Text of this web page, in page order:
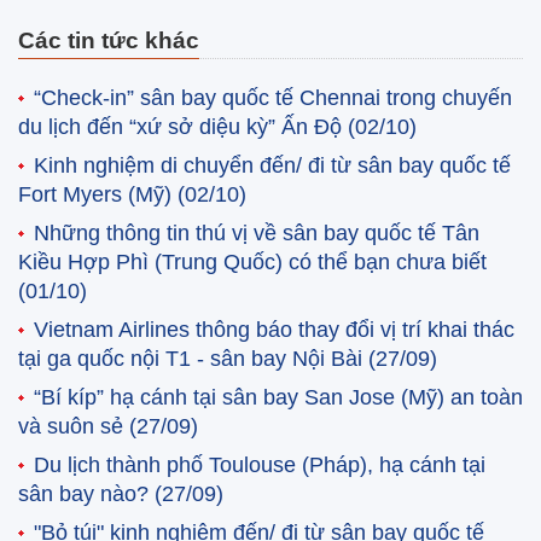
Các tin tức khác
“Check-in” sân bay quốc tế Chennai trong chuyến
du lịch đến “xứ sở diệu kỳ” Ấn Độ (02/10)
Kinh nghiệm di chuyển đến/ đi từ sân bay quốc tế
Fort Myers (Mỹ) (02/10)
Những thông tin thú vị về sân bay quốc tế Tân
Kiều Hợp Phì (Trung Quốc) có thể bạn chưa biết
(01/10)
Vietnam Airlines thông báo thay đổi vị trí khai thác
tại ga quốc nội T1 - sân bay Nội Bài (27/09)
“Bí kíp” hạ cánh tại sân bay San Jose (Mỹ) an toàn
và suôn sẻ (27/09)
Du lịch thành phố Toulouse (Pháp), hạ cánh tại
sân bay nào? (27/09)
"Bỏ túi" kinh nghiệm đến/ đi từ sân bay quốc tế